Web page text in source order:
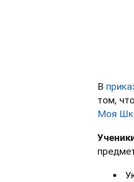
В
том,
Моя